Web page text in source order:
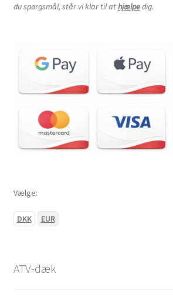
du spørgsmål, står vi klar til athjælpedig.
Vælge:
DKK EUR
ATV-dæk